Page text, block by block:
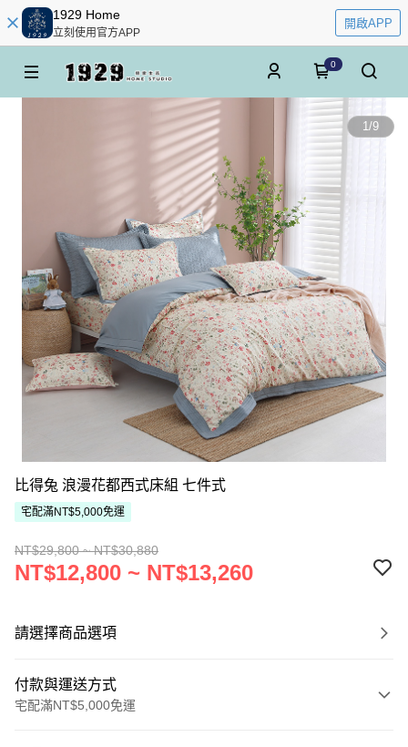
1929 Home
立刻使用官方APP
開啟APP
0
1/9
比得兔 浪漫花都西式床組 七件式
宅配滿NT$5,000免運
NT$29,800 ~ NT$30,880
NT$12,800 ~ NT$13,260
請選擇商品選項
付款與運送方式
宅配滿NT$5,000免運